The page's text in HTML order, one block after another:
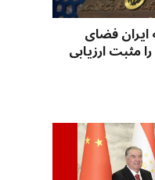
فضای
مثبت ارزیابی